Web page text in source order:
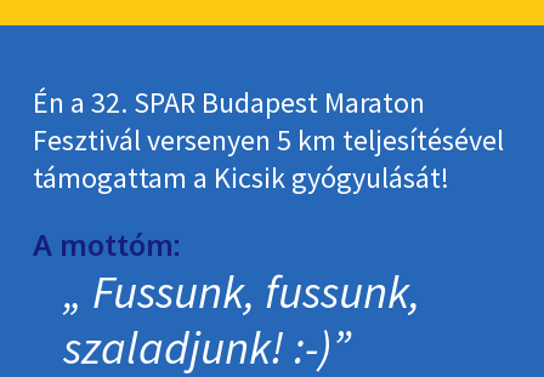
Én a 32. SPAR Budapest Maraton
Fesztivál versenyen 5 km teljesítésével
támogattam a Kicsik gyógyulását!
A mottóm:
Fussunk, fussunk,
szaladjunk! :-)